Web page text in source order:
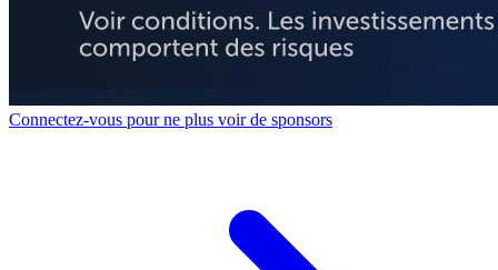
Connectez-vous pour ne plus voir de sponsors